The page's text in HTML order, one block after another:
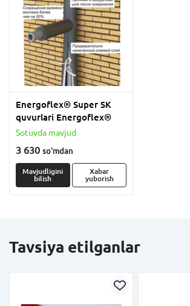
Energoflex® Super SK
quvurlari Energoflex®
Sotuvda mavjud
3 630 so'mdan
Mavjudligini
bilish
Xabar
yuborish
Tavsiya etilganlar